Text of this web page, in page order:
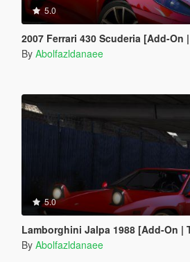
5.0
2007 Ferrari 430 Scuderia [Add-On
By Abolfazldanaee
5.0
Lamborghini Jalpa 1988 [Add-On |
By Abolfazldanaee